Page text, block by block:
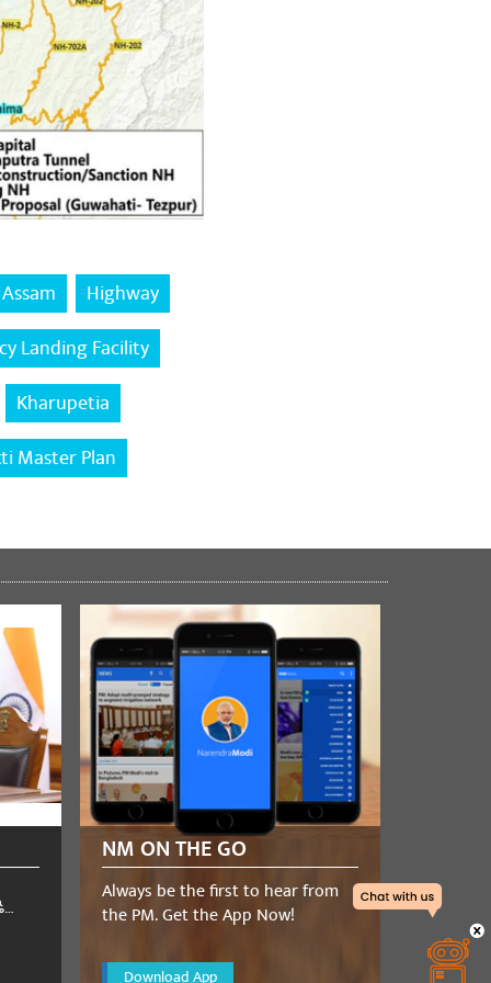
Assam
Highway
Landing Facility
Kharupetia
Master Plan
NM ON THE GO
Always be the first to hear from
the PM. Get the App Now!
Download App